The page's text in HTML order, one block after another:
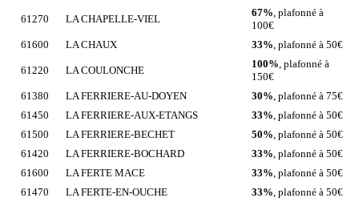
61270 LA CHAPELLE-VIEL
67% , plafonné à
100€
61600
LA CHAUX 33% , plafonné à 50€
61220 LA COULONCHE
100% , plafonné à
150€
61380
LA FERRIERE-AU-DOYEN 30% , plafonné à 75€
61450
LA FERRIERE-AUX-ETANGS 33% , plafonné à 50€
61500
LA FERRIERE-BECHET 50% , plafonné à 50€
61420
LA FERRIERE-BOCHARD 33% , plafonné à 50€
61600
LA FERTE MACE 33% , plafonné à 50€
61470
LA FERTE-EN-OUCHE 33% , plafonné à 50€